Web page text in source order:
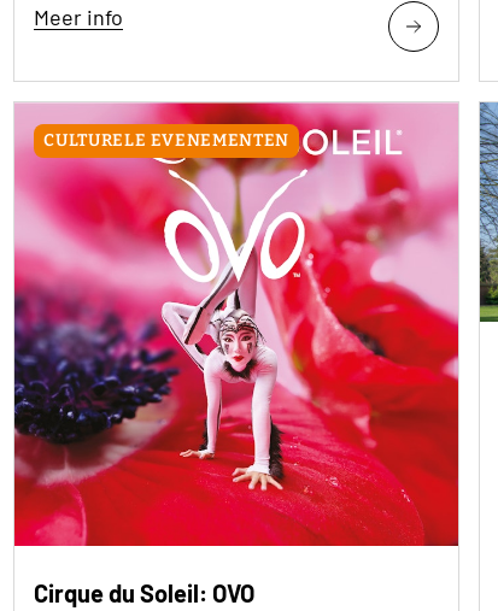
Meer info
CULTURELE EVENEMENTEN
Cirque du Soleil: OVO